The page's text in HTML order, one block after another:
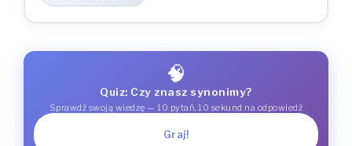
🧠
Quiz: Czy znasz synonimy?
Sprawdź swoją wiedzę — 10 pytań, 10 sekund na odpowiedź
Graj!